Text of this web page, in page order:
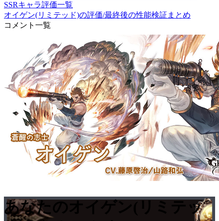
SSRキャラ評価一覧
オイゲン(リミテッド)の評価/最終後の性能検証まとめ
コメント一覧
あなたのオイゲン(リミテッ